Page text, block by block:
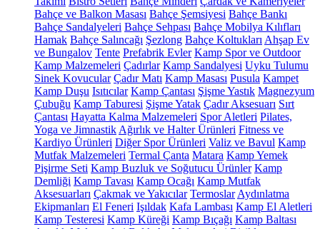
Bahçe ve Balkon Masası Bahçe Şemsiyesi Bahçe Bankı
Bahçe Sandalyeleri Bahçe Sehpası Bahçe Mobilya Kılıfları
Hamak Bahçe Salıncağı Şezlong Bahçe Koltukları Ahşap Ev
ve Bungalov Tente Prefabrik Evler Kamp Spor ve Outdoor
Kamp Malzemeleri Çadırlar Kamp Sandalyesi Uyku Tulumu
Sinek Kovucular Çadır Matı Kamp Masası Pusula Kampet
Kamp Duşu Isıtıcılar Kamp Çantası Şişme Yastık Magnezyum
Çubuğu Kamp Taburesi Şişme Yatak Çadır Aksesuarı Sırt
Çantası Hayatta Kalma Malzemeleri Spor Aletleri Pilates,
Yoga ve Jimnastik Ağırlık ve Halter Ürünleri Fitness ve
Kardiyo Ürünleri Diğer Spor Ürünleri Valiz ve Bavul Kamp
Mutfak Malzemeleri Termal Çanta Matara Kamp Yemek
Pişirme Seti Kamp Buzluk ve Soğutucu Ürünler Kamp
Demliği Kamp Tavası Kamp Ocağı Kamp Mutfak
Aksesuarları Çakmak ve Yakıcılar Termoslar Aydınlatma
Ekipmanları El Feneri Işıldak Kafa Lambası Kamp El Aletleri
Kamp Testeresi Kamp Küreği Kamp Bıçağı Kamp Baltası